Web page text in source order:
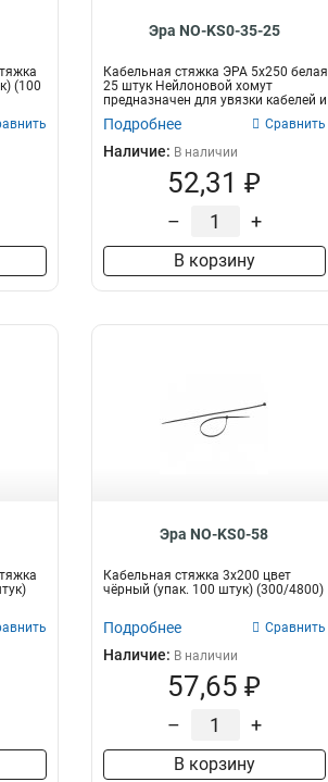
(100
Эра NO-KS0-35-25
Кабельная стяжка ЭРА 5x250 белая
25 штук Нейлоновой хомут
предназначен для увязки кабелей и
Подробнее Сравнить
Наличие: В наличии
52,31 ₽
– +
В корзину
Эра NO-KS0-58
Кабельная стяжка 3x200 цвет
чёрный (упак. 100 штук) (300/4800)
Подробнее Сравнить
Наличие: В наличии
57,65 ₽
– +
В корзину